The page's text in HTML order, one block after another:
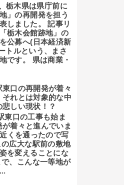
栃木県は県庁前に
」の再開発を担う
しました。 記事リ
栃木会館跡地」の
公募へ(日本経済新
トルという、まさ
です。 県は商業・
東口の再開発が着々
それとは対象的な中
しい現状！？
東口の工事も始ま
が着々と進んでいま
くを通ったので写
広大な駅前の敷地
を変えることにな
、こんな一等地が